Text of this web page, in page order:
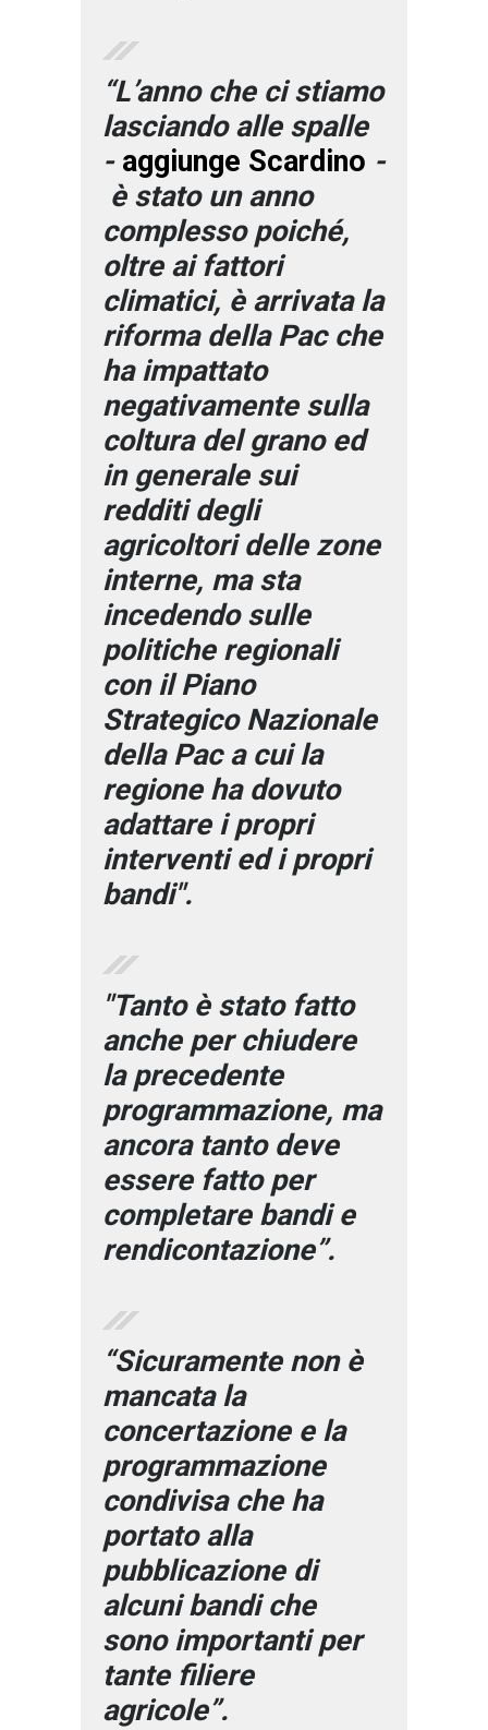
“L’anno che ci stiamo
lasciando alle spalle
- aggiunge Scardino -
è stato un anno
complesso poiché,
oltre ai fattori
climatici, è arrivata la
riforma della Pac che
ha impattato
negativamente sulla
coltura del grano ed
in generale sui
redditi degli
agricoltori delle zone
interne, ma sta
incedendo sulle
politiche regionali
con il Piano
Strategico Nazionale
della Pac a cui la
regione ha dovuto
adattare i propri
interventi ed i propri
bandi".
"Tanto è stato fatto
anche per chiudere
la precedente
programmazione, ma
ancora tanto deve
essere fatto per
completare bandi e
rendicontazione”.
“Sicuramente non è
mancata la
concertazione e la
programmazione
condivisa che ha
portato alla
pubblicazione di
alcuni bandi che
sono importanti per
tante filiere
agricole”.